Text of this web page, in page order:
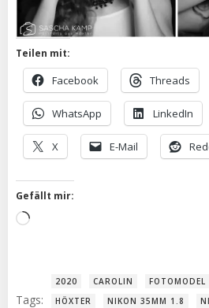
Teilen mit:
Facebook Threads
WhatsApp LinkedIn
X E-Mail
Gefällt mir:
Wird
Tags:
2020 CAROLIN FOTOMODEL
HÖXTER
NIKON 35MM 1.8